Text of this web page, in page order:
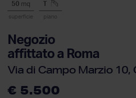
50 mq
superficie piano
Negozio
affittato a Roma
Via di Campo Marzio 10,
€ 5.500